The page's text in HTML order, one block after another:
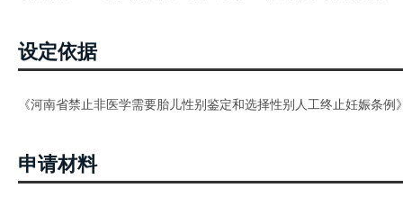
设定依据
《河南省禁止非医学需要胎儿性别鉴定和选择性别人工终止妊娠条例
申请材料